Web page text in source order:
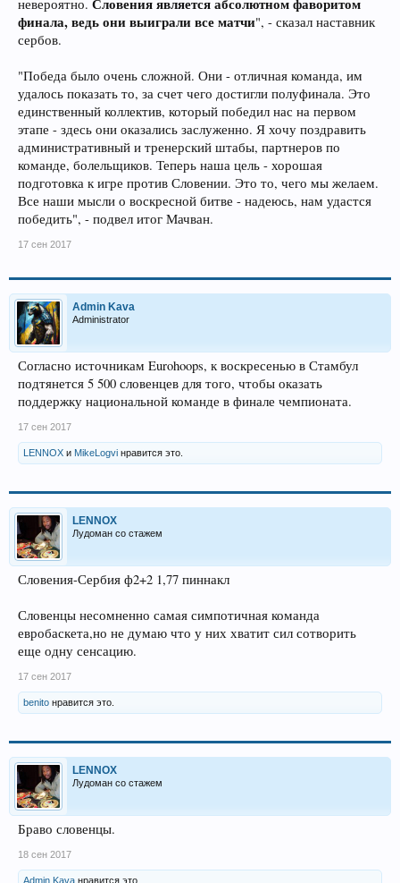
невероятно. Словения является абсолютном фаворитом
финала, ведь они выиграли все матчи", - сказал наставник
сербов.
"Победа было очень сложной. Они - отличная команда, им
удалось показать то, за счет чего достигли полуфинала. Это
единственный коллектив, который победил нас на первом
этапе - здесь они оказались заслуженно. Я хочу поздравить
административный и тренерский штабы, партнеров по
команде, болельщиков. Теперь наша цель - хорошая
подготовка к игре против Словении. Это то, чего мы желаем.
Все наши мысли о воскресной битве - надеюсь, нам удастся
победить", - подвел итог Мачван.
17 сен 2017
Admin Kava
Administrator
Согласно источникам Eurohoops, к воскресенью в Стамбул
подтянется 5 500 словенцев для того, чтобы оказать
поддержку национальной команде в финале чемпионата.
17 сен 2017
LENNOX и MikeLogvi нравится это.
LENNOX
Лудоман со стажем
Словения-Сербия ф2+2 1,77 пиннакл
Словенцы несомненно самая симпотичная команда
евробаскета,но не думаю что у них хватит сил сотворить
еще одну сенсацию.
17 сен 2017
benito нравится это.
LENNOX
Лудоман со стажем
Браво словенцы.
18 сен 2017
Admin Kava нравится это.